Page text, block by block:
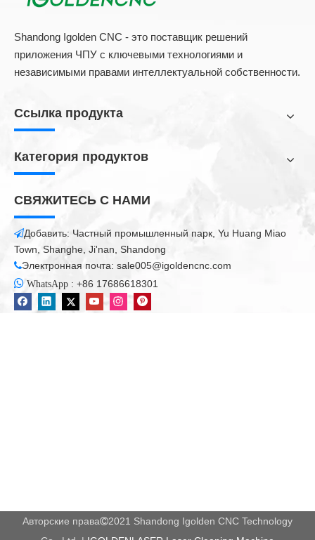
Предпродажа
 Бесплатное испытание образца
 Прием клиента
 Быстрая доставка в течение 7 дней (доступно на
складе)
 Индивидуальные машины, доставленные в течение
После продажи
Мы являемся компанией, интегрирующей
Shandong Igolden CNC - это поставщик решений
приложения ЧПУ с ключевыми технологиями и
независимыми правами интеллектуальной собственности.
Ссылка продукта
Категория продуктов
СВЯЖИТЕСЬ С НАМИ
Добавить: Частный промышленный парк, Yu Huang Miao
Town, Shanghe, Ji'nan, Shandong
Электронная почта: sale005@igoldencnc.com
 WhatsApp : +86 17686618301
Авторские права2021 Shandong Igolden CNC Technology